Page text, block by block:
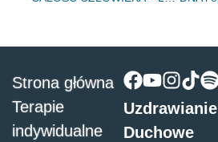
Uzdrawianie
Duchowe
Strona główna
Terapie
indywidualne